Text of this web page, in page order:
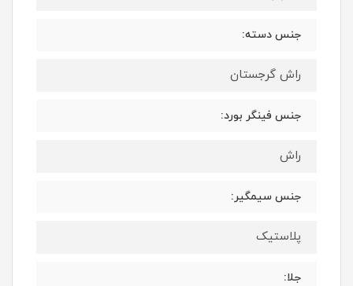
جنس دسته:
راش گرجستان
جنس فینگر بورد:
راش
جنس سیمگیر:
پلاستیک
جلا: